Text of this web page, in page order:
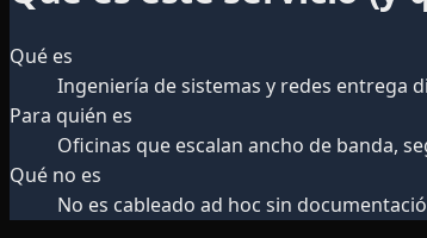
Qué es
Ingeniería de sistemas y redes entrega
Para quién es
Oficinas que escalan ancho de banda,
Qué no es
No es cableado ad hoc sin